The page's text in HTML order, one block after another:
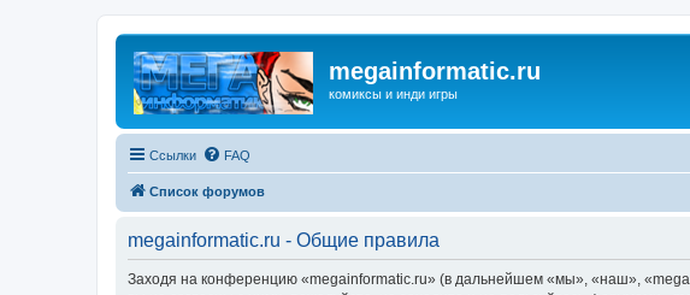
megainformatic.ru
комиксы и инди игры
Ссылки FAQ
Список форумов
megainformatic.ru - Общие правила
Заходя на конференцию «megainformatic.ru» (в дальнейшем «мы», «наш»,